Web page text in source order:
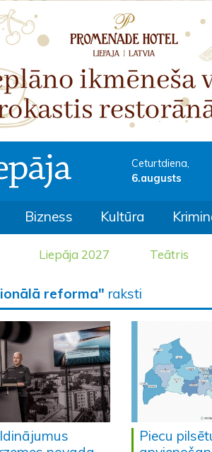
Ceturtdiena,
6.augusts
Bizness Kultūra
Liepāja 2027 Teātris
reforma" raksti
Piecu